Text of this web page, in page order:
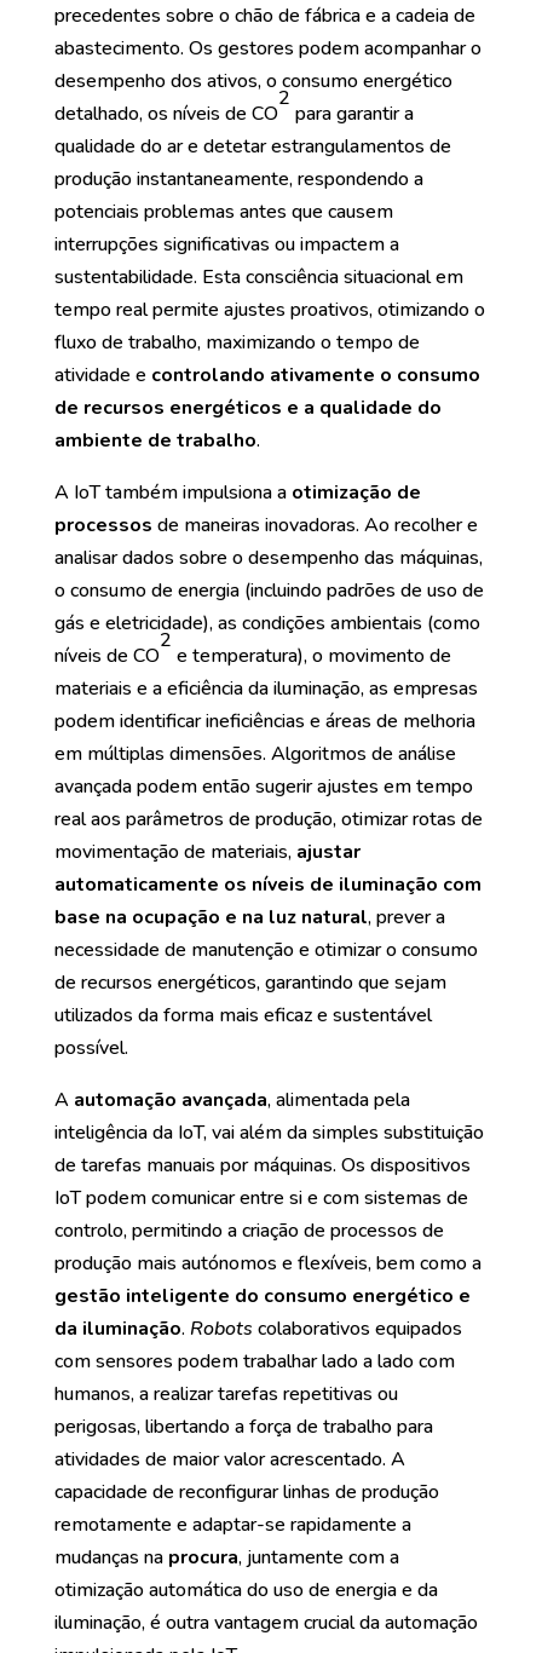
precedentes sobre o chão de fábrica e a cadeia de
abastecimento. Os gestores podem acompanhar o
desempenho dos ativos, o consumo energético
detalhado, os níveis de CO
2
para garantir a
qualidade do ar e detetar estrangulamentos de
produção instantaneamente, respondendo a
potenciais problemas antes que causem
interrupções significativas ou impactem a
sustentabilidade. Esta consciência situacional em
tempo real permite ajustes proativos, otimizando o
fluxo de trabalho, maximizando o tempo de
atividade e controlando ativamente o consumo
de recursos energéticos e a qualidade do
ambiente de trabalho.
A IoT também impulsiona a otimização de
processos de maneiras inovadoras. Ao recolher e
analisar dados sobre o desempenho das máquinas,
o consumo de energia (incluindo padrões de uso de
gás e eletricidade), as condições ambientais (como
níveis de CO
2
e temperatura), o movimento de
materiais e a eficiência da iluminação, as empresas
podem identificar ineficiências e áreas de melhoria
em múltiplas dimensões. Algoritmos de análise
avançada podem então sugerir ajustes em tempo
real aos parâmetros de produção, otimizar rotas de
movimentação de materiais, ajustar
automaticamente os níveis de iluminação com
base na ocupação e na luz natural, prever a
necessidade de manutenção e otimizar o consumo
de recursos energéticos, garantindo que sejam
utilizados da forma mais eficaz e sustentável
possível.
A automação avançada, alimentada pela
inteligência da IoT, vai além da simples substituição
de tarefas manuais por máquinas. Os dispositivos
IoT podem comunicar entre si e com sistemas de
controlo, permitindo a criação de processos de
produção mais autónomos e flexíveis, bem como a
gestão inteligente do consumo energético e
da iluminação. Robots colaborativos equipados
com sensores podem trabalhar lado a lado com
humanos, a realizar tarefas repetitivas ou
perigosas, libertando a força de trabalho para
atividades de maior valor acrescentado. A
capacidade de reconfigurar linhas de produção
remotamente e adaptar-se rapidamente a
mudanças na procura, juntamente com a
otimização automática do uso de energia e da
iluminação, é outra vantagem crucial da automação